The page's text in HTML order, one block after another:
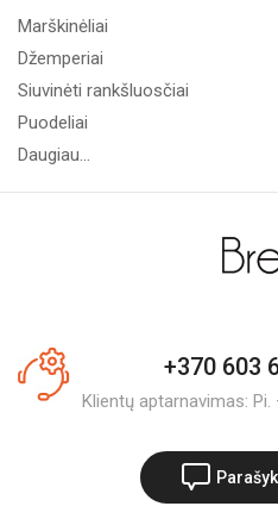
Marškinėliai
Džemperiai
Siuvinėti rankšluosčiai
Puodeliai
Daugiau...
+370 603
Klientų aptarnavimas: Pi.